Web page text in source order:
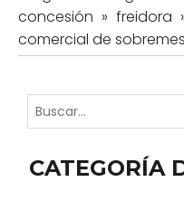
concesión » freidora
comercial de
CATEGORÍA